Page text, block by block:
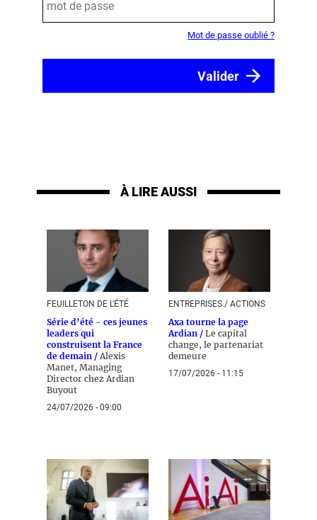
Mot de passe oublié ?
À LIRE AUSSI
FEUILLETON DE L'ÉTÉ
Série d’été - ces jeunes
leaders qui
construisent la France
de demain / Alexis
Manet, Managing
Director chez Ardian
Buyout
24/07/2026 - 09:00
ENTREPRISES / ACTIONS
Axa tourne la page
Ardian / Le capital
change, le partenariat
demeure
17/07/2026 - 11:15